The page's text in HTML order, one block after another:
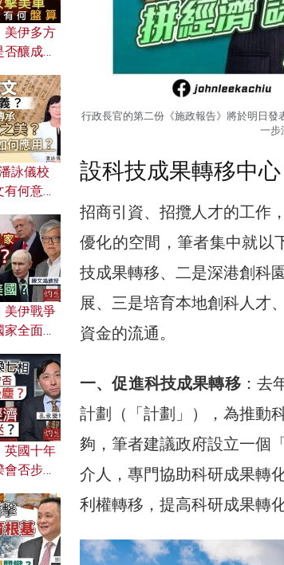
行政長官的第二份《施政報告》將於明日
一步
設科技成果轉移中
招商引資、招攬人才的工作
優化的空間，筆者集中就以
技成果轉移、二是深港創科
展、三是培育本地創科人才
資金的流通。
一、促進科技成果轉移：去
計劃（「計劃」），為推動
夠，筆者建議政府設立一個
介人，專門協助科研成果轉
利權轉移，提高科研成果轉
美伊多方
釀成世
，背後有
詠儀校
有何意
寫作如何
美伊戰爭
全面反
？
英國十年
否步前
迷？